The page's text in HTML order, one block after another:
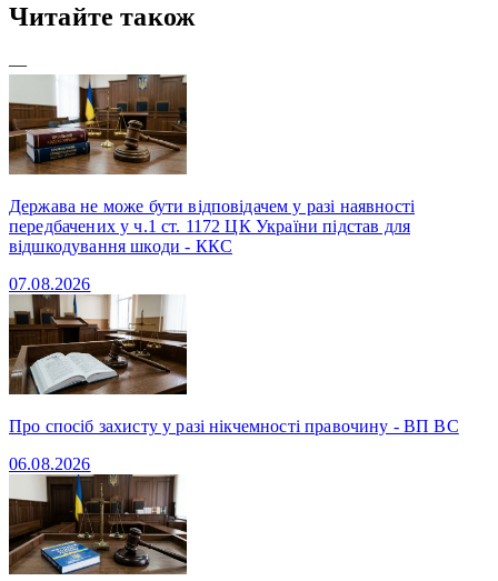
Читайте також
—
Держава не може бути відповідачем у разі наявності
передбачених у ч.1 ст. 1172 ЦК України підстав для
відшкодування шкоди - ККС
07.08.2026
Про спосіб захисту у разі нікчемності правочину - ВП ВС
06.08.2026